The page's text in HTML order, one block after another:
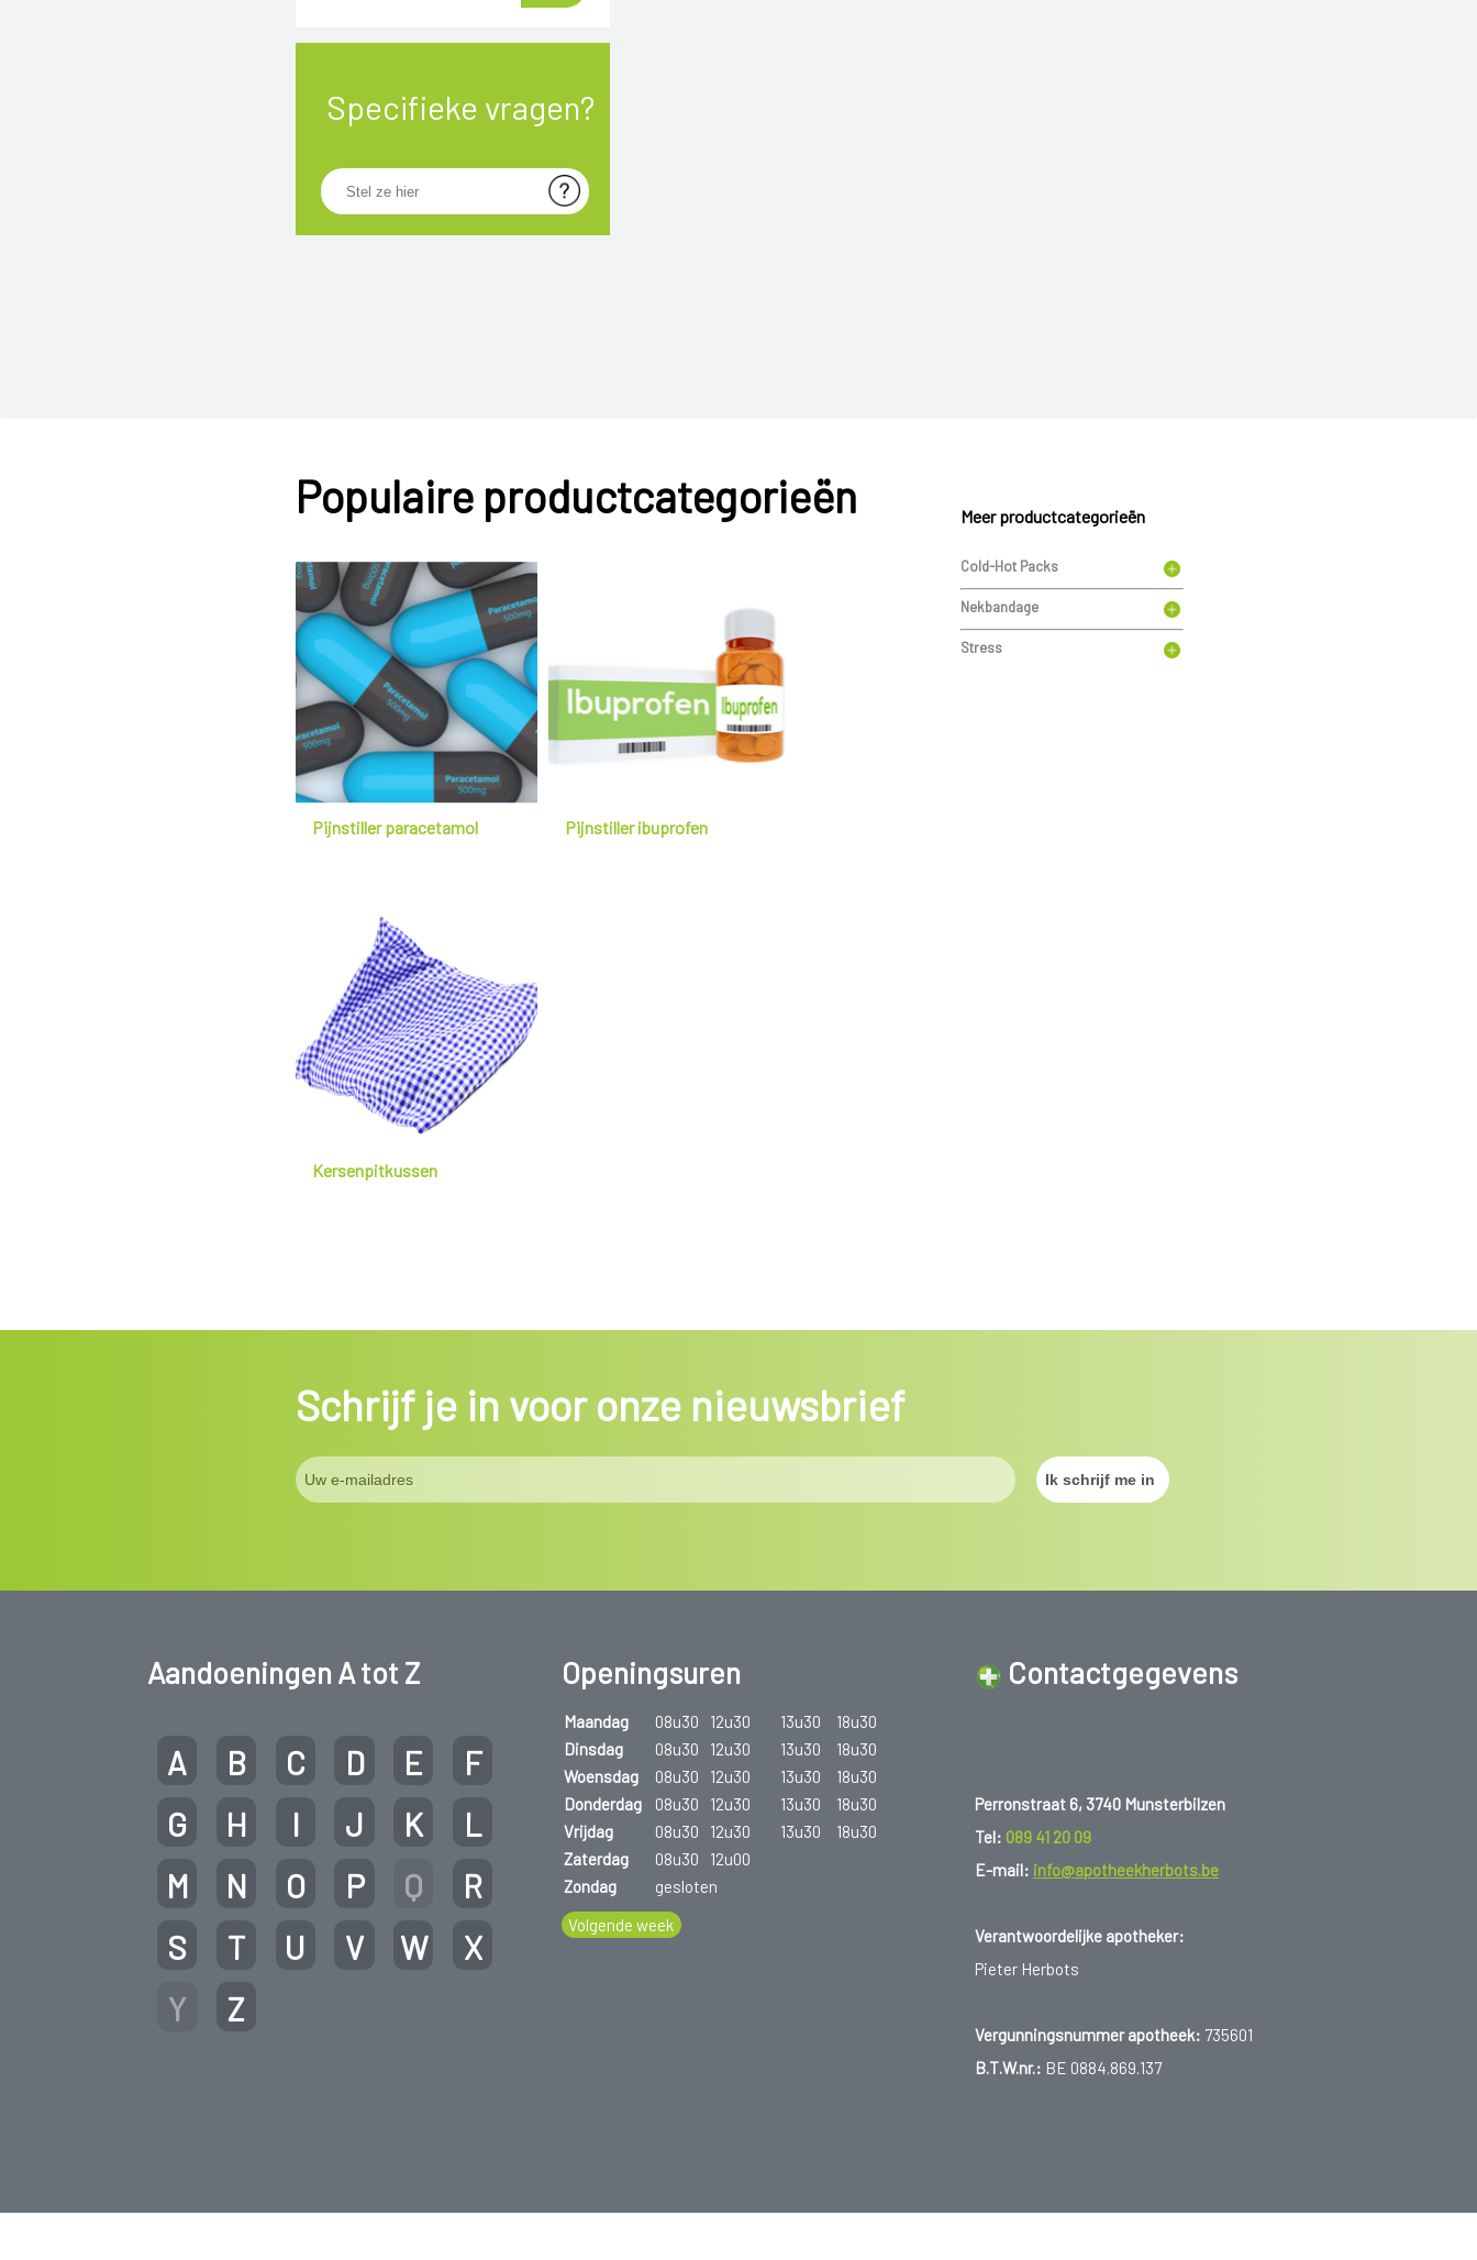
Specifieke vragen?
Populaire productcategorieën
Pijnstiller paracetamol Pijnstiller ibuprofen
Kersenpitkussen
Meer productcategorieën
Cold-Hot Packs
Nekbandage
Stress
Schrijf je in voor onze nieuwsbrief
Aandoeningen A tot Z
A B C D E
F
G
H I J K
L
M
N O P Q
R
S
T U V W
X
Y
Z
Openingsuren
Maandag 08u30 12u30 13u30
18u30
Dinsdag
08u30 12u30 13u30
18u30
Woensdag
08u30 12u30 13u30
18u30
Donderdag
08u30 12u30 13u30
18u30
Vrijdag
08u30 12u30 13u30
18u30
Zaterdag
08u30
12u00
Zondag
gesloten
Volgende week
Contactgegevens
Perronstraat 6, 3740 Munsterbilzen
Tel: 089 41 20 09
E-mail: info@apotheekherbots.be
Verantwoordelijke apotheker:
Pieter Herbots
Vergunningsnummer apotheek: 735601
B.T.W.nr.: BE 0884.869.137